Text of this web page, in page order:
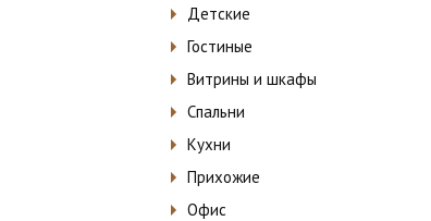
Детские
Гостиные
Витрины и шкафы
Спальни
Кухни
Прихожие
Офис